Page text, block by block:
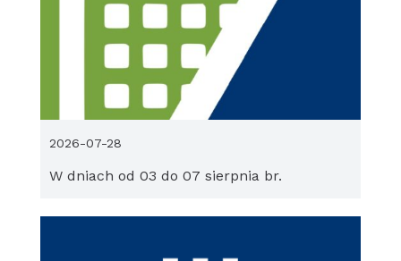
W dniach od 03 do 07 sierpnia br.
2026-07-28